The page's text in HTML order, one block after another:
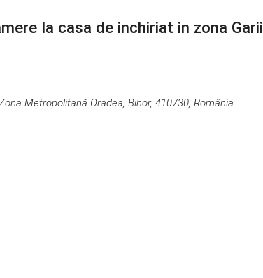
la casa de inchiriat in zona Garii
Metropolitană Oradea, Bihor, 410730, România